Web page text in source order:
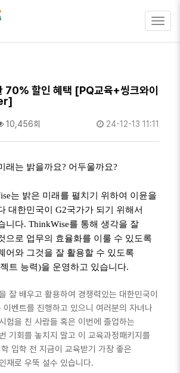
70% 할인 혜택 [PQ교육+씽크와이
10,456회 24-12-13 11:11
래는 밝을까요? 어두울까요?
는 밝은 미래를 펼치기 위하여 이윤을
대한민국이
G2국가가 되기 위해서
니다. ThinkWise를 통해 생각을 잘
으로 업무의 효율화를 이룰 수 있도록
어와 그것을 잘 활용할 수 있도록
트 능력)을 운영하고 있습니다.
잘 배우고 활용하여 경쟁력있는 대한민국이
이벤트를 진행하고 있으니 여러분의 자녀나
험을 친 사람들 혹은 이번에 졸업하는
기회를 놓치지 말고 이 교육과정패키지를
학 입학 전 지금이 교육받기 가장 좋은
재로 우뚝 설수 있습니다.